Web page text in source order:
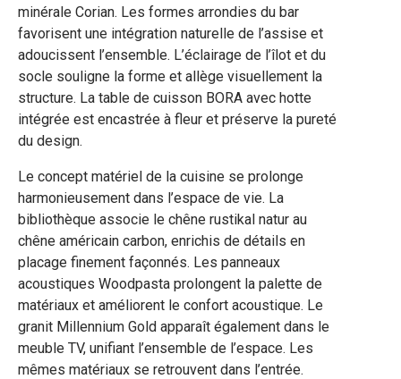
minérale Corian. Les formes arrondies du bar
favorisent une intégration naturelle de l’assise et
adoucissent l’ensemble. L’éclairage de l’îlot et du
socle souligne la forme et allège visuellement la
structure. La table de cuisson BORA avec hotte
intégrée est encastrée à fleur et préserve la pureté
du design.
Le concept matériel de la cuisine se prolonge
harmonieusement dans l’espace de vie. La
bibliothèque associe le chêne rustikal natur au
chêne américain carbon, enrichis de détails en
placage finement façonnés. Les panneaux
acoustiques Woodpasta prolongent la palette de
matériaux et améliorent le confort acoustique. Le
granit Millennium Gold apparaît également dans le
meuble TV, unifiant l’ensemble de l’espace. Les
mêmes matériaux se retrouvent dans l’entrée.